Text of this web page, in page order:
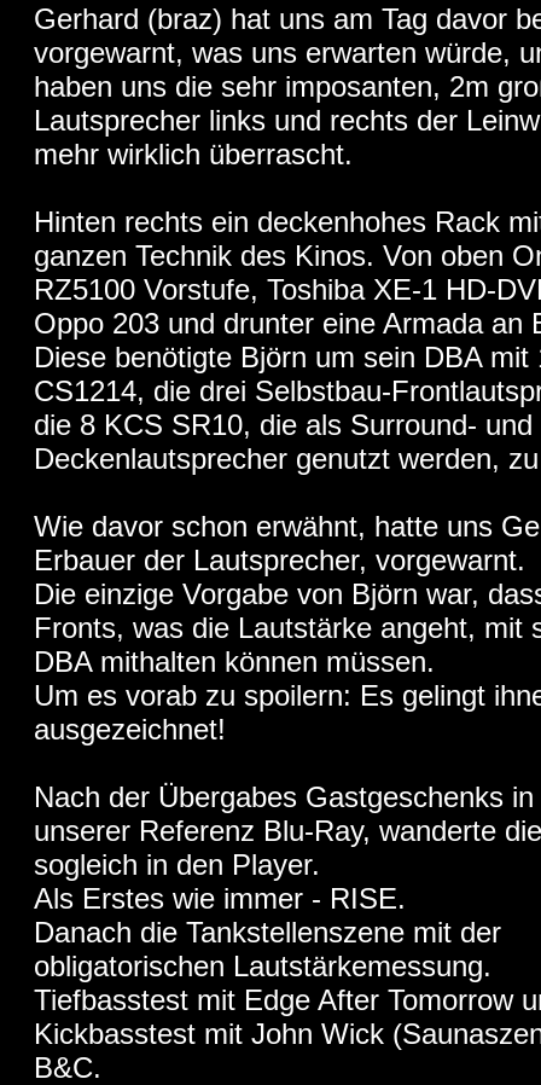
Gerhard (braz) hat uns am Tag davor
vorgewarnt, was uns erwarten würde,
haben uns die sehr imposanten, 2m
Lautsprecher links und rechts der
mehr wirklich überrascht.
Hinten rechts ein deckenhohes Rack
ganzen Technik des Kinos. Von oben
RZ5100 Vorstufe, Toshiba XE-1 HD-
Oppo 203 und drunter eine Armada an
Diese benötigte Björn um sein DBA mit
CS1214, die drei Selbstbau-
die 8 KCS SR10, die als Surround- und
Deckenlautsprecher genutzt werden,
Wie davor schon erwähnt, hatte uns
Erbauer der Lautsprecher, vorgewarnt.
Die einzige Vorgabe von Björn war,
Fronts, was die Lautstärke angeht, mit
DBA mithalten können müssen.
Um es vorab zu spoilern: Es gelingt
ausgezeichnet!
Nach der Übergabes Gastgeschenks
unserer Referenz Blu-Ray, wanderte
sogleich in den Player.
Als Erstes wie immer - RISE.
Danach die Tankstellenszene mit der
obligatorischen Lautstärkemessung.
Tiefbasstest mit Edge After Tomorrow
Kickbasstest mit John Wick
B&C.